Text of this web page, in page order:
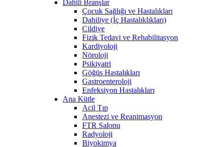
Dahili Branşlar
Çocuk Sağlığı ve Hastalıkları
Dahiliye (İç Hastalıklıkları)
Cildiye
Fizik Tedavi ve Rehabilitasyon
Kardiyoloji
Nöroloji
Psikiyatri
Göğüs Hastalıkları
Gastroenteroloji
Enfeksiyon Hastalıkları
Ana Kütle
Acil Tıp
Anestezi ve Reanimasyon
FTR Salonu
Radyoloji
Biyokimya